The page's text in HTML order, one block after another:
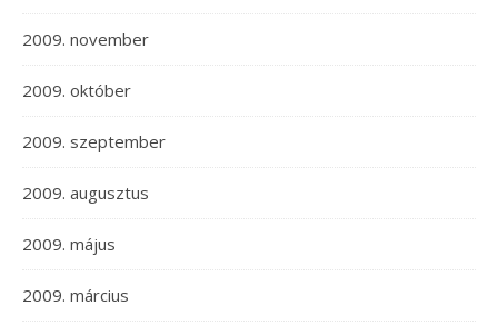
2009. november
2009. október
2009. szeptember
2009. augusztus
2009. május
2009. március